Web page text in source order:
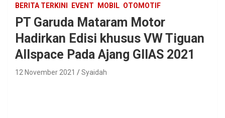
BERITA TERKINI EVENT MOBIL OTOMOTIF
PT Garuda Mataram Motor
Hadirkan Edisi khusus VW Tiguan
Allspace Pada Ajang GIIAS 2021
12 November 2021 Syaidah